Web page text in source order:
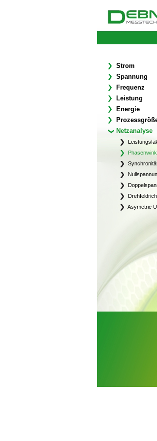
Strom
Spannung
Frequenz
Leistung
Energie
Netzanalyse
Asymetrie